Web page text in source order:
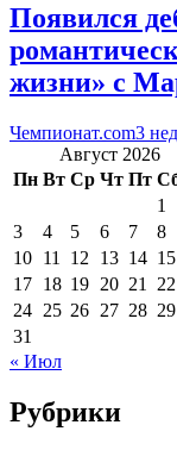
Появился
жизни» с
Чемпионат.com3
Август 2026
Пн Вт Ср Чт Пт
1
3
4 5 6 7 8
10 11 12 13 14 15
17 18 19 20 21 22
24 25 26 27 28 29
31
« Июл
Рубрики